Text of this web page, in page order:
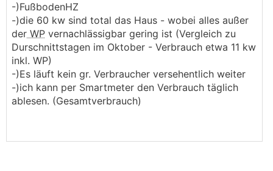
-)FußbodenHZ
-)die 60 kw sind total das Haus - wobei alles außer
der WP vernachlässigbar gering ist (Vergleich zu
Durschnittstagen im Oktober - Verbrauch etwa 11 kw
inkl. WP)
-)Es läuft kein gr. Verbraucher versehentlich weiter
-)ich kann per Smartmeter den Verbrauch täglich
ablesen. (Gesamtverbrauch)